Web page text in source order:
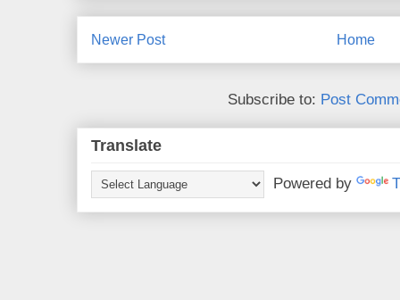
Newer Post Home
Subscribe to: Post
Translate
Powered by